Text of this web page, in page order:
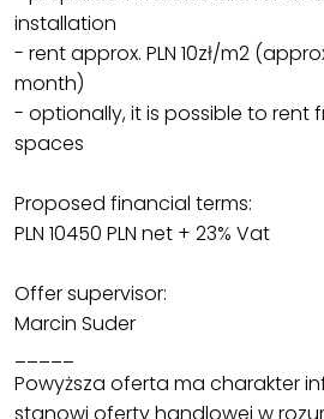
installation
- rent approx. PLN 10zł/m2
month)
- optionally, it is possible to rent
spaces
Proposed financial terms:
PLN 10450 PLN net + 23% Vat
Offer supervisor:
Marcin Suder
Powyższa oferta ma charakter